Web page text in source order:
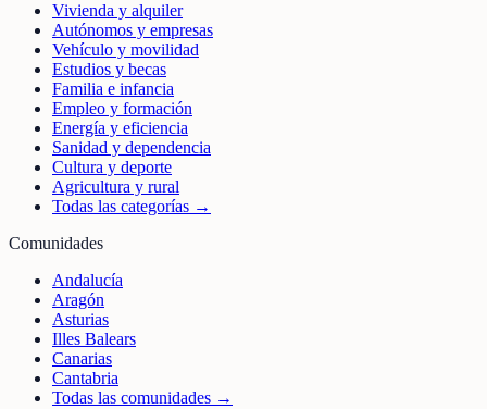
Vivienda y alquiler
Autónomos y empresas
Vehículo y movilidad
Estudios y becas
Familia e infancia
Empleo y formación
Energía y eficiencia
Sanidad y dependencia
Cultura y deporte
Agricultura y rural
Todas las categorías →
Comunidades
Andalucía
Aragón
Asturias
Illes Balears
Canarias
Cantabria
Todas las comunidades →